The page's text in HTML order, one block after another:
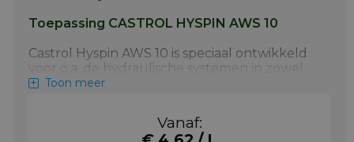
Toepassing CASTROL HYSPIN AWS 10
Castrol Hyspin AWS 10 is speciaal ontwikkeld
voor o.a. de hydraulische systemen in zowel
nauwkeurige bewerkingsmachines als in
Het is ook geschikt voor andere
toepassingen zoals licht belaste
Toon meer
Vanaf: